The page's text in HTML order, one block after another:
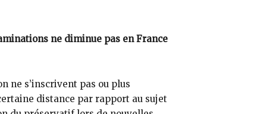
ne diminue pas en France
ne s’inscrivent pas ou plus
distance par rapport au sujet